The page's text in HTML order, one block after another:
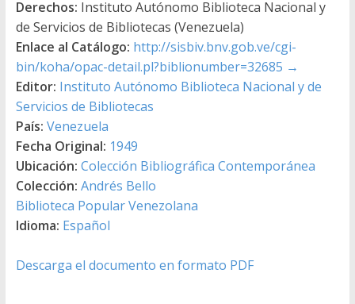
Derechos: Instituto Autónomo Biblioteca Nacional y
de Servicios de Bibliotecas (Venezuela)
Enlace al Catálogo: http://sisbiv.bnv.gob.ve/cgi-
bin/koha/opac-detail.pl?biblionumber=32685 →
Editor: Instituto Autónomo Biblioteca Nacional y de
Servicios de Bibliotecas
País: Venezuela
Fecha Original: 1949
Ubicación: Colección Bibliográfica Contemporánea
Colección: Andrés Bello
Biblioteca Popular Venezolana
Idioma: Español
Descarga el documento en formato PDF